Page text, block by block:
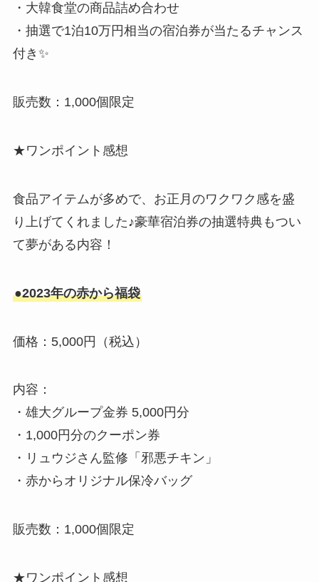
・大韓食堂の商品詰め合わせ
・抽選で1泊10万円相当の宿泊券が当たるチャンス
付き✨
販売数：1,000個限定
★ワンポイント感想
食品アイテムが多めで、お正月のワクワク感を盛
り上げてくれました♪豪華宿泊券の抽選特典もつい
て夢がある内容！
●2023年の赤から福袋
価格：5,000円（税込）
内容：
・雄大グループ金券 5,000円分
・1,000円分のクーポン券
・リュウジさん監修「邪悪チキン」
・赤からオリジナル保冷バッグ
販売数：1,000個限定
★ワンポイント感想